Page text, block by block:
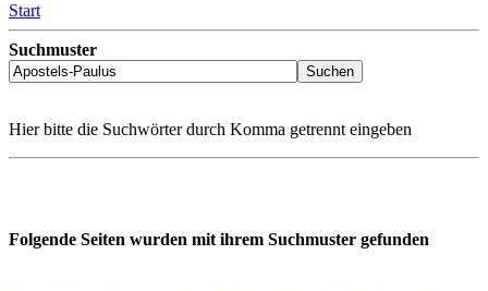
Start
Suchmuster
Hier bitte die Suchwörter durch Komma getrennt eingeben
Folgende Seiten wurden mit ihrem Suchmuster gefunden